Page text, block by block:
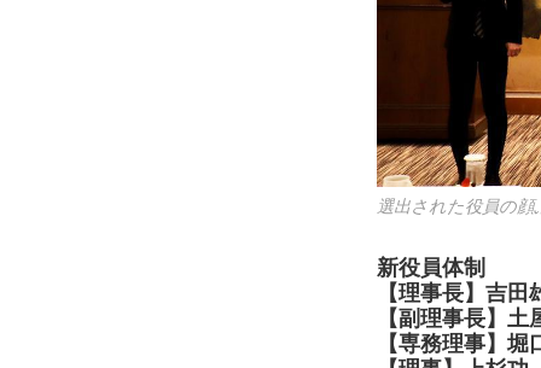
選出された役員の顔
新役員体制
【理事長】吉
【副理事長】
【専務理事】